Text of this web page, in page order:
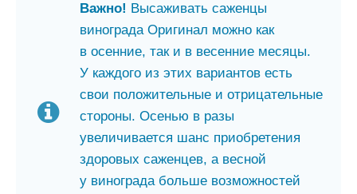
Важно! Высаживать саженцы
винограда Оригинал можно как
в осенние, так и в весенние месяцы.
У каждого из этих вариантов есть
свои положительные и отрицательные
стороны. Осенью в разы
увеличивается шанс приобретения
здоровых саженцев, а весной
у винограда больше возможностей